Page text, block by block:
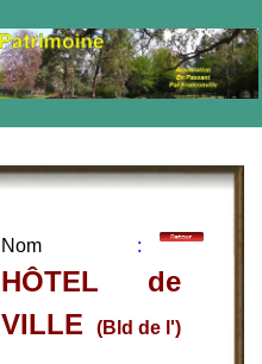
Nom :
HÔTEL de
VILLE
(Bld de l')